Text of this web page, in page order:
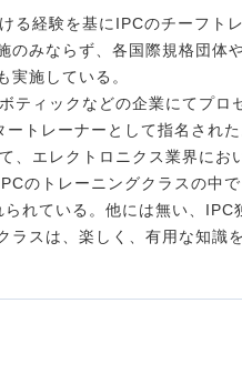
る経験を基にIPCのチーフト
のみならず、各国際規格団体
実施している。
ティックなどの企業にてプロ
トレーナーとして指名された
、エレクトロニクス業界にお
のトレーニングクラスの中
れている。他には無い、IPC
ラスは、楽しく、有用な知識